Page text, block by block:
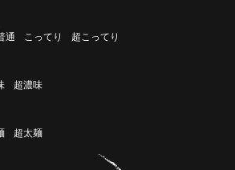
通 こってり 超こってり
超濃味
超太麺